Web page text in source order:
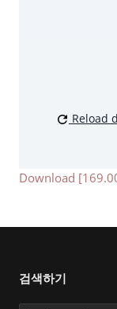
Reload
Download
검색하기